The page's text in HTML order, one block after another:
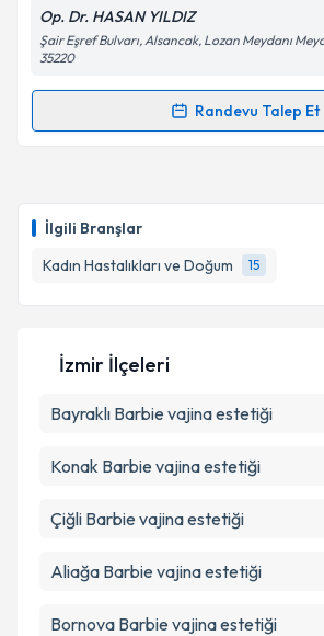
İlgili Branşlar
Kadın Hastalıkları ve Doğum
15
Kişisel verilerimin işlenmesine
kapsamda işlenmesini kabul
Op. Dr. HASAN YILDIZ
Şair Eşref Bulvarı, Alsancak, Lozan Meydanı
35220
Randevu Talep Et
Randevu Takvimi Talebi
takvim hazırlandığında e-posta ile
Metni'ni okudum ve kişisel
İzmir İlçeleri
Bayraklı Barbie vajina estetiği
Konak Barbie vajina estetiği
Çiğli Barbie vajina estetiği
Aliağa Barbie vajina estetiği
Bornova Barbie vajina estetiği